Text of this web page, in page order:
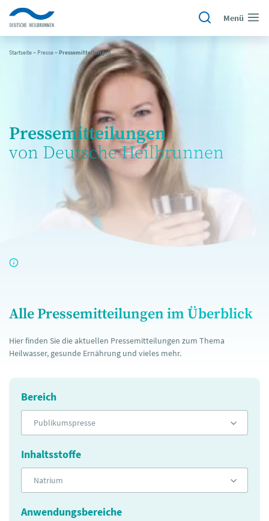
Menü
Startseite~ Presse~Pressemitteilungen
Pressemitteilungen
von Deutsche Heilbrunnen
Alle Pressemitteilungen im Überblick
Hier finden Sie die aktuellen Pressemitteilungen zum Thema
Heilwasser, gesunde Ernährung und vieles mehr.
Bereich
Publikumspresse
Inhaltsstoffe
Natrium
Anwendungsbereiche